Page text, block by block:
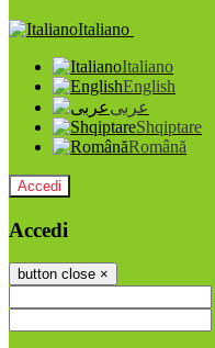
Italiano
Italiano
English
عربى
Shqiptare
Română
Accedi
Accedi
button close ×